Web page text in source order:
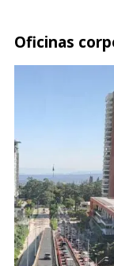
Oficinas